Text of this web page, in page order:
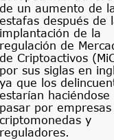
de un aumento de
estafas después de
implantación de la
regulación de
de Criptoactivos
por sus siglas en
ya que los
estarían haciéndose
pasar por empresas
criptomonedas y
reguladores.